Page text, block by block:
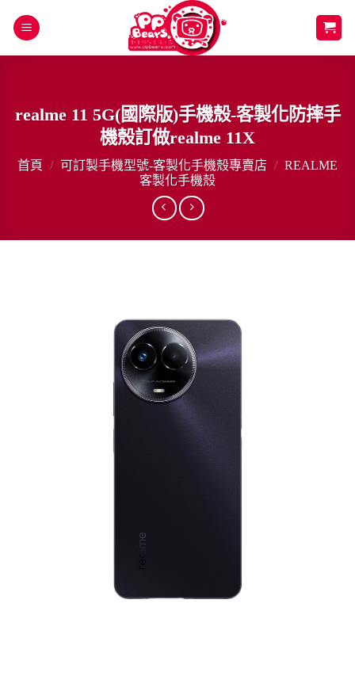
realme 11 5G(國際版)手機殼-客製化防摔手
機殼訂做realme 11X
首頁 / 可訂製手機型號-客製化手機殼專賣店 / REALME
客製化手機殼